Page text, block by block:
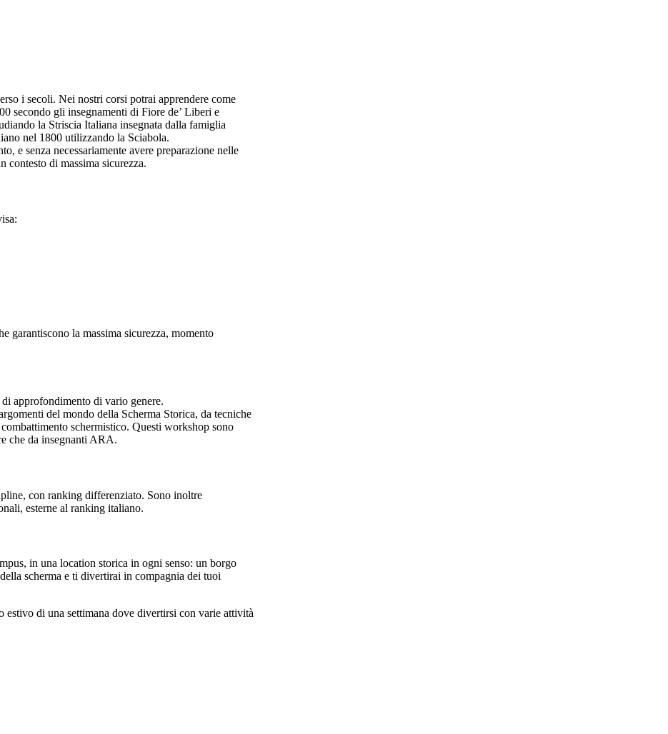
i secoli. Nei nostri corsi potrai apprendere come
secondo gli insegnamenti di Fiore de’ Liberi e
la Striscia Italiana insegnata dalla famiglia
nel 1800 utilizzando la Sciabola.
e senza necessariamente avere preparazione nelle
contesto di massima sicurezza.
garantiscono la massima sicurezza, momento
approfondimento di vario genere.
del mondo della Scherma Storica, da tecniche
schermistico. Questi workshop sono
che da insegnanti ARA.
con ranking differenziato. Sono inoltre
esterne al ranking italiano.
in una location storica in ogni senso: un borgo
scherma e ti divertirai in compagnia dei tuoi
di una settimana dove divertirsi con varie attività